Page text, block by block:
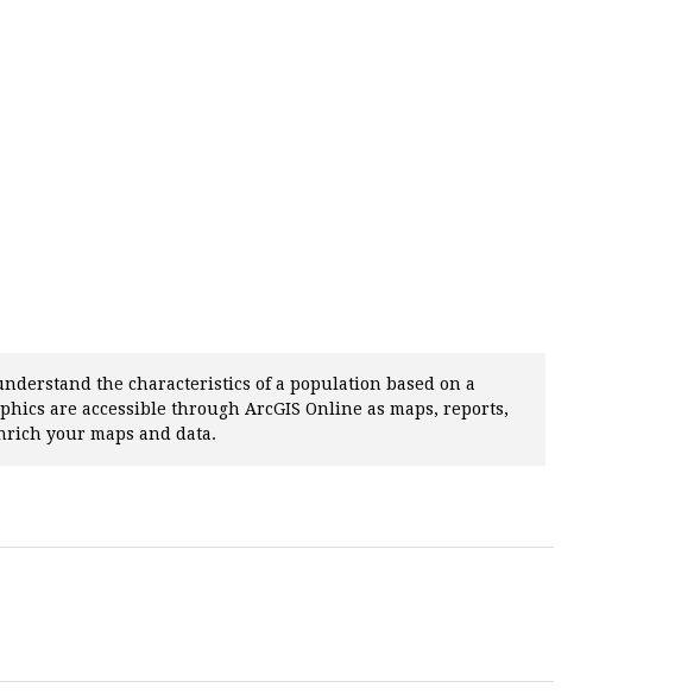
the characteristics of a population based on a
are accessible through ArcGIS Online as maps, reports,
your maps and data.